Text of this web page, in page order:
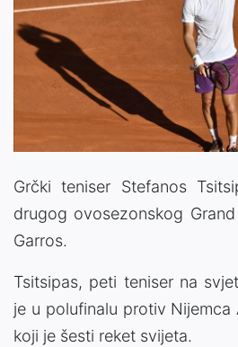
Grčki teniser Stefanos
drugog ovosezonskog
Garros.
Tsitsipas, peti teniser na
je u polufinalu protiv Nijemca
koji je šesti reket svijeta.